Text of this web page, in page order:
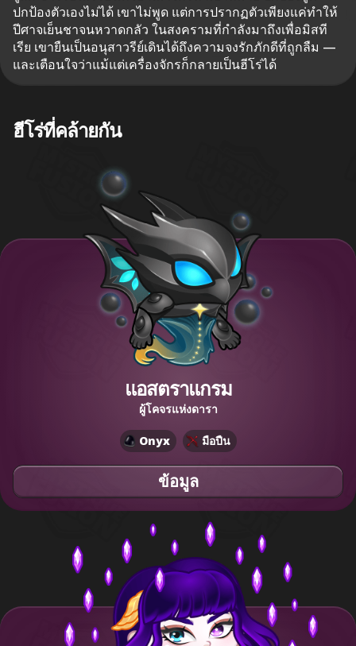
ปกป้องตัวเองไม่ได้ เขาไม่พูด แต่การปรากฏตัวเพียงแค่ทำให้
ปีศาจเย็นชาจนหวาดกลัว ในสงครามที่กำลังมาถึงเพื่อมิสที
เรีย เขายืนเป็นอนุสาวรีย์เดินได้ถึงความจงรักภักดีที่ถูกลืม —
และเตือนใจว่าแม้แต่เครื่องจักรก็กลายเป็นฮีโร่ได้
ฮีโร่ที่คล้ายกัน
แอสตราแกรม
ผู้โคจรแห่งดารา
Onyx มือปืน
ข้อมูล